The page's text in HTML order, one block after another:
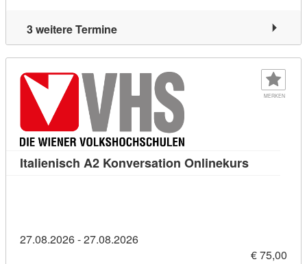
3 weitere Termine
MERKEN
Italienisch A2 Konversation OnlinekursKursdetail:
27.08.2026 - 27.08.2026
€ 75,00